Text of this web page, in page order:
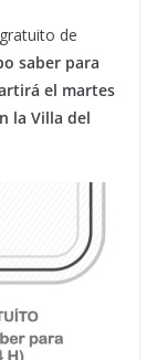
de
saber para
el martes
la Villa del